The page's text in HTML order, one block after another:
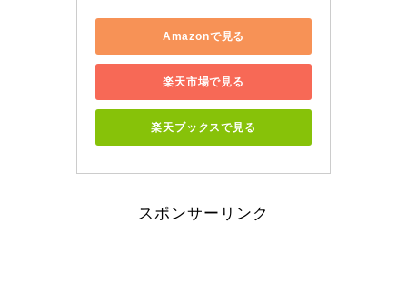
Amazonで見る
楽天市場で見る
楽天ブックスで見る
スポンサーリンク